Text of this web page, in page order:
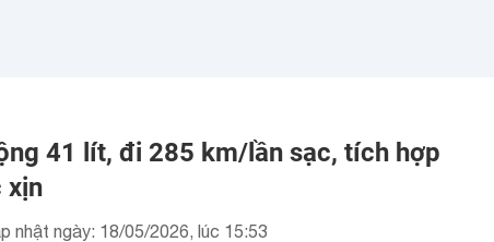
41 lít, đi 285 km/lần sạc, tích hợp
xịn
nhật ngày: 18/05/2026, lúc 15:53